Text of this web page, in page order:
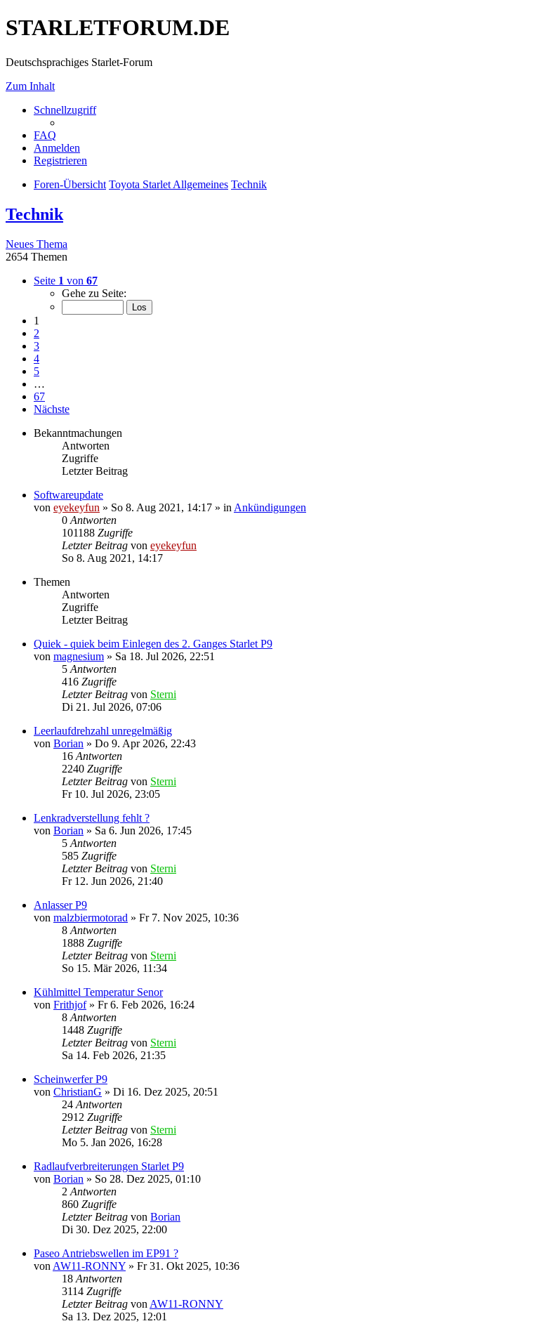
STARLETFORUM.DE
Deutschsprachiges Starlet-Forum
Zum Inhalt
Schnellzugriff
FAQ
Anmelden
Registrieren
Foren-Übersicht Toyota Starlet Allgemeines Technik
Technik
Neues Thema
2654 Themen
Seite 1 von 67
Gehe zu Seite:
1
2
3
4
5
…
67
Nächste
Bekanntmachungen
Antworten
Zugriffe
Letzter Beitrag
Softwareupdate
von eyekeyfun » So 8. Aug 2021, 14:17 » in Ankündigungen
0 Antworten
101188 Zugriffe
Letzter Beitrag von eyekeyfun
So 8. Aug 2021, 14:17
Themen
Antworten
Zugriffe
Letzter Beitrag
Quiek - quiek beim Einlegen des 2. Ganges Starlet P9
von magnesium » Sa 18. Jul 2026, 22:51
5 Antworten
416 Zugriffe
Letzter Beitrag von Sterni
Di 21. Jul 2026, 07:06
Leerlaufdrehzahl unregelmäßig
von Borian » Do 9. Apr 2026, 22:43
16 Antworten
2240 Zugriffe
Letzter Beitrag von Sterni
Fr 10. Jul 2026, 23:05
Lenkradverstellung fehlt ?
von Borian » Sa 6. Jun 2026, 17:45
5 Antworten
585 Zugriffe
Letzter Beitrag von Sterni
Fr 12. Jun 2026, 21:40
Anlasser P9
von malzbiermotorad » Fr 7. Nov 2025, 10:36
8 Antworten
1888 Zugriffe
Letzter Beitrag von Sterni
So 15. Mär 2026, 11:34
Kühlmittel Temperatur Senor
von Frithjof» Fr 6. Feb 2026, 16:24
8 Antworten
1448 Zugriffe
Letzter Beitrag von Sterni
Sa 14. Feb 2026, 21:35
Scheinwerfer P9
von ChristianG » Di 16. Dez 2025, 20:51
24 Antworten
2912 Zugriffe
Letzter Beitrag von Sterni
Mo 5. Jan 2026, 16:28
Radlaufverbreiterungen Starlet P9
von Borian » So 28. Dez 2025, 01:10
2 Antworten
860 Zugriffe
Letzter Beitrag von Borian
Di 30. Dez 2025, 22:00
Paseo Antriebswellen im EP91 ?
von AW11-RONNY » Fr 31. Okt 2025, 10:36
18 Antworten
3114 Zugriffe
Letzter Beitrag von AW11-RONNY
Sa 13. Dez 2025, 12:01